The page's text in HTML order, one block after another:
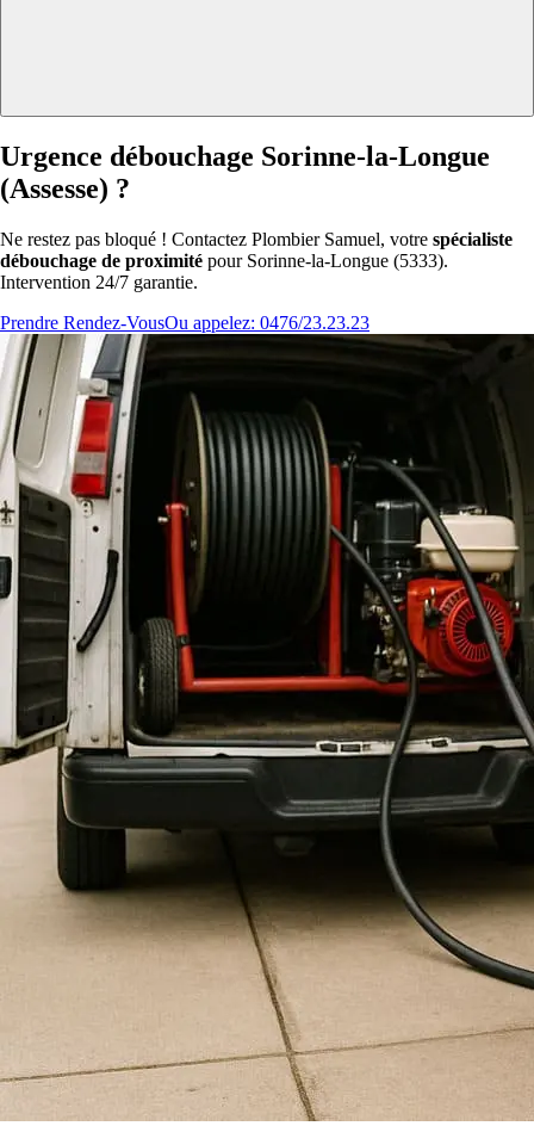
Urgence débouchage Sorinne-la-Longue
(Assesse) ?
Ne restez pas bloqué ! Contactez Plombier Samuel, votre spécialiste
débouchage de proximité pour Sorinne-la-Longue (5333).
Intervention 24/7 garantie.
Prendre Rendez-VousOu appelez: 0476/23.23.23